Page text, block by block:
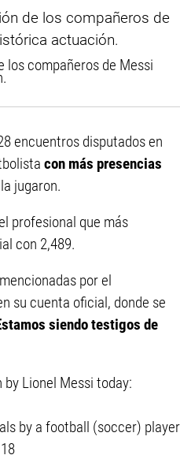
los compañeros de Messi
encuentros disputados en
con más presencias
jugaron.
profesional que más
con 2,489.
por el
su cuenta oficial, donde se
siendo testigos de
Lionel Messi today:
by a football (soccer) player